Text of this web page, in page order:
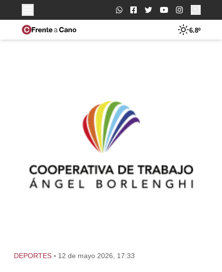
Buscar:
6.8º
DEPORTES - 12 de mayo 2026, 17:33